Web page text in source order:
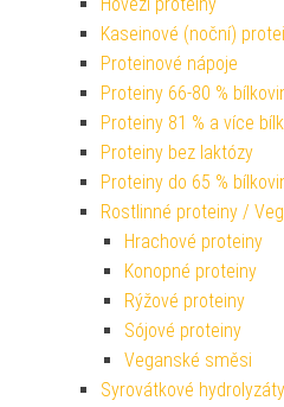
Hovězí proteiny
Kaseinové (noční)
Proteinové nápoje
Proteiny 66-80 %
Proteiny 81 % a více
Proteiny bez laktózy
Proteiny do 65 %
Rostlinné proteiny /
Hrachové proteiny
Konopné proteiny
Rýžové proteiny
Sójové proteiny
Veganské směsi
Syrovátkové hydrolyzáty